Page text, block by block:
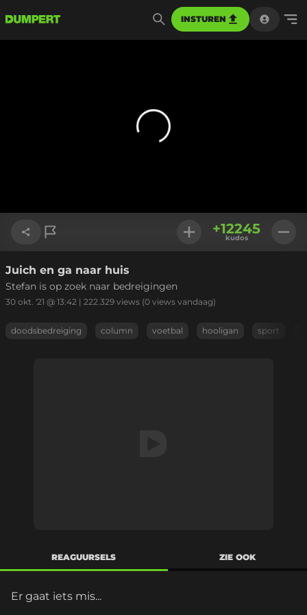
INSTUREN
Link kopiëren
+12245
kudos
Juich en ga naar huis
Stefan is op zoek naar bedreigingen
30 okt. '21 @ 13:42 | 222.329 views (0 views vandaag)
doodsbedreiging column voetbal hooligan sport
REAGUURSELS ZIE OOK
Er gaat iets mis...